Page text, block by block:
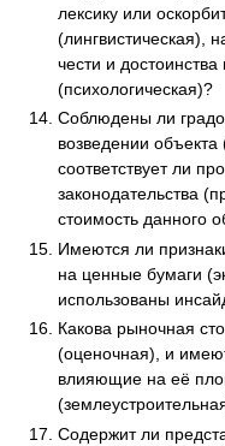
лексику или
(лингвистическая),
чести и достоинства
(психологическая)?
Соблюдены ли
возведении объекта
соответствует ли
законодательства
стоимость данного
Имеются ли
на ценные бумаги
использованы
Какова рыночная
(оценочная), и
влияющие на её
Содержит ли